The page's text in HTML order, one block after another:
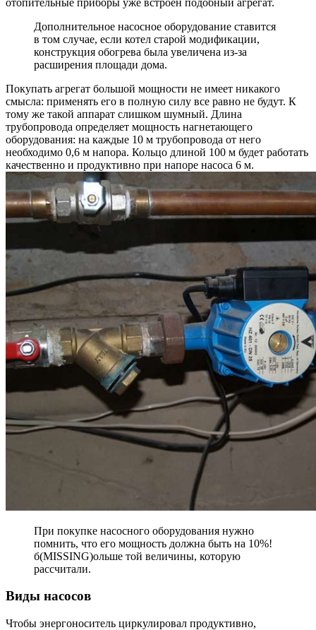
Дополнительное насосное оборудование ставится
в том случае, если котел старой модификации,
конструкция обогрева была увеличена из-за
расширения площади дома.
Покупать агрегат большой мощности не имеет никакого
смысла: применять его в полную силу все равно не будут. К
тому же такой аппарат слишком шумный. Длина
трубопровода определяет мощность нагнетающего
оборудования: на каждые 10 м трубопровода от него
необходимо 0,6 м напора. Кольцо длиной 100 м будет работать
качественно и продуктивно при напоре насоса 6 м.
При покупке насосного оборудования нужно
помнить, что его мощность должна быть на 10%!
б(MISSING)ольше той величины, которую
рассчитали.
Виды насосов
Чтобы энергоноситель циркулировал продуктивно,